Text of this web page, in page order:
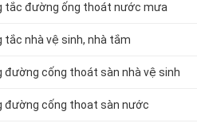
tắc đường ống thoát nước mưa
tắc nhà vệ sinh, nhà tắm
đường cống thoát sàn nhà vệ sinh
đường cống thoat sàn nước